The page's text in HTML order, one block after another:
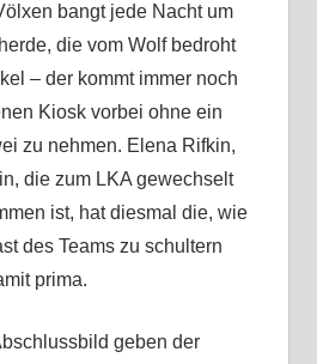
bangt jede Nacht um
die vom Wolf bedroht
– der kommt immer noch
Kiosk vorbei ohne ein
zu nehmen. Elena Rifkin,
die zum LKA gewechselt
ist, hat diesmal die, wie
des Teams zu schultern
prima.
geben der